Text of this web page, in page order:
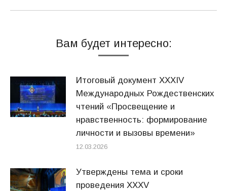
Вам будет интересно:
Итоговый документ XXХIV
Международных Рождественских
чтений «Просвещение и
нравственность: формирование
личности и вызовы времени»
12.03.2026
Утверждены тема и сроки
проведения XXXV